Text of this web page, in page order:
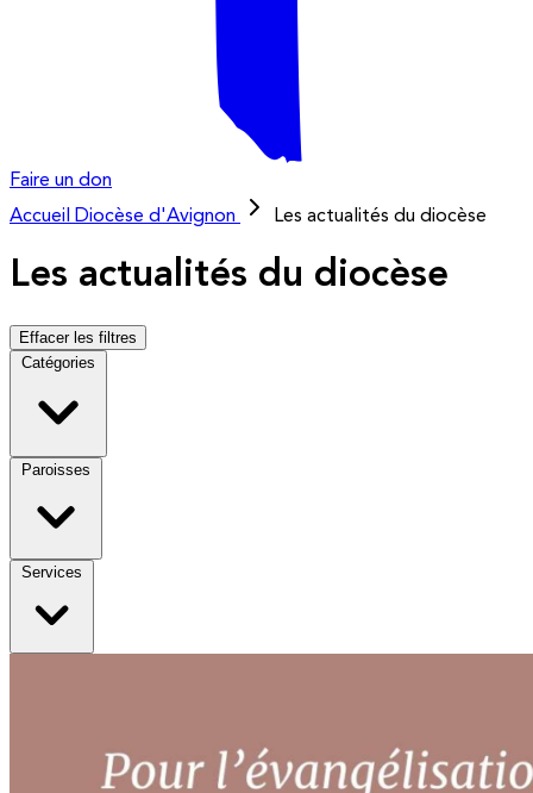
Faire un don
Accueil
Diocèse d'Avignon Les actualités du diocèse
Les actualités du diocèse
Effacer les filtres
Catégories
Paroisses
Services